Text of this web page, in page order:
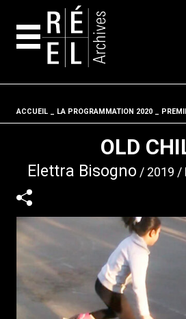
Fil
ACCUEIL LA PROGRAMMATION 2020
OLD
Elettra Bisogno 2019